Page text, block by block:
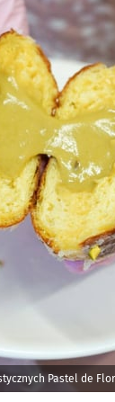
Pastel de